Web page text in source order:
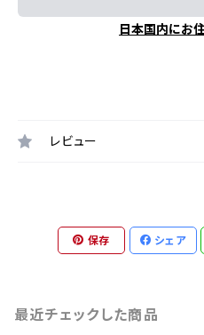
日本国内にお
レビュー
保存 シェア
最近チェックした商品